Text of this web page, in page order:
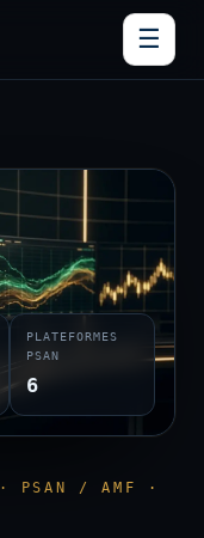
☰
· PSAN / AMF ·
PLATEFORMES
PSAN
6